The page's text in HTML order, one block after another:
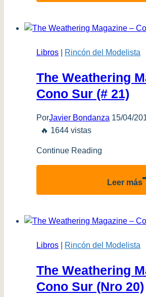
–
Libros Rincón del Modelista
The Weathering
Cono Sur (# 21)
PorJavier Bondanza 15/04/
🔥 1644 vistas
Continue Reading
Leer más
Libros Rincón del Modelista
The Weathering
Cono Sur (Nro 20)